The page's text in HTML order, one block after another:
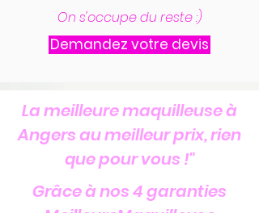
On s'occupe du reste :)
Demandez votre devis
La meilleure maquilleuse à
Angers au meilleur prix, rien
que pour vous !"
Grâce à nos 4 garanties